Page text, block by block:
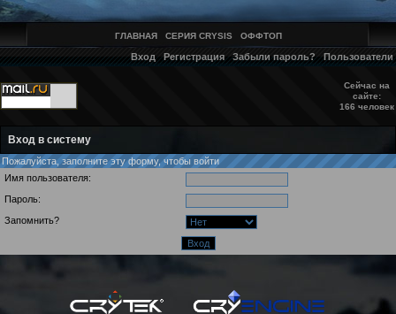
ГЛАВНАЯ СЕРИЯ CRYSIS ОФФТОП
Вход Регистрация Забыли пароль? Пользователи
Сейчас на
сайте:
166 человек
Вход в систему
Пожалуйста, заполните эту форму, чтобы войти
Имя пользователя:
Пароль:
Запомнить?